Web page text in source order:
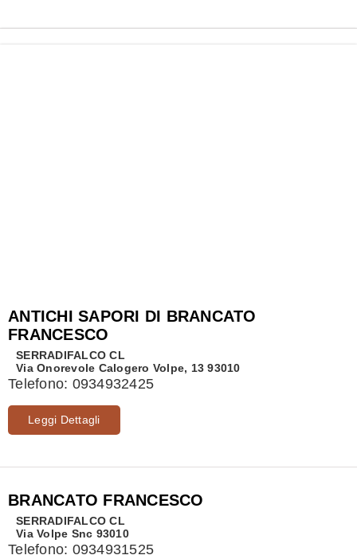
ANTICHI SAPORI DI BRANCATO
FRANCESCO
SERRADIFALCO CL
Via Onorevole Calogero Volpe, 13 93010
Telefono: 0934932425
Leggi Dettagli
BRANCATO FRANCESCO
SERRADIFALCO CL
Via Volpe Snc 93010
Telefono: 0934931525